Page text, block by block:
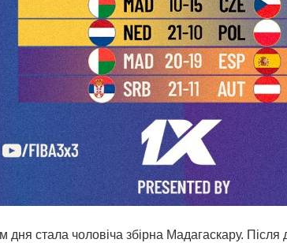
дня стала чоловіча збірна Мадагаскару. Після